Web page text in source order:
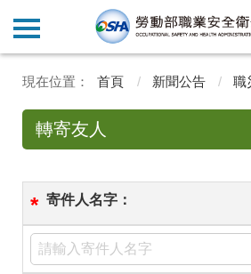
首頁 新聞公告 職
轉寄友人
* 寄件人名字：